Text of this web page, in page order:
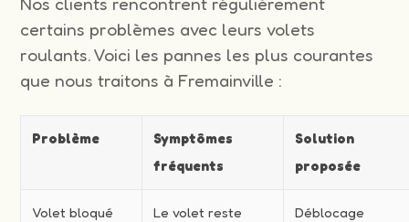
certains problèmes avec leurs volets
roulants. Voici les pannes les plus courantes
que nous traitons à Fremainville :
Problème
Symptômes
fréquents
Solution
proposée
Volet bloqué
Le volet reste
Déblocage